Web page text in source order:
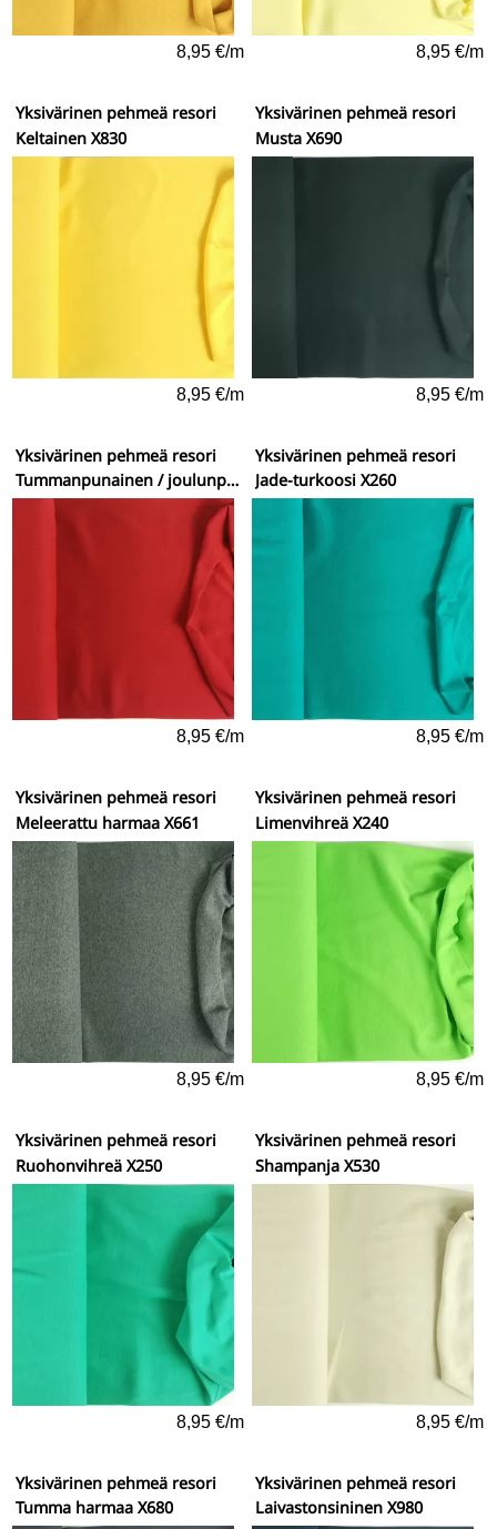
8,95 €/m 8,95 €/m
Yksivärinen pehmeä resori
Keltainen X830
8,95 €/m
Yksivärinen pehmeä resori
Musta X690
8,95 €/m
Yksivärinen pehmeä resori
Tummanpunainen / joulunpunainen X160
8,95 €/m
Yksivärinen pehmeä resori
Jade-turkoosi X260
8,95 €/m
Yksivärinen pehmeä resori
Meleerattu harmaa X661
8,95 €/m
Yksivärinen pehmeä resori
Limenvihreä X240
8,95 €/m
Yksivärinen pehmeä resori
Ruohonvihreä X250
8,95 €/m
Yksivärinen pehmeä resori
Shampanja X530
8,95 €/m
Yksivärinen pehmeä resori
Tumma harmaa X680
Yksivärinen pehmeä resori
Laivastonsininen X980